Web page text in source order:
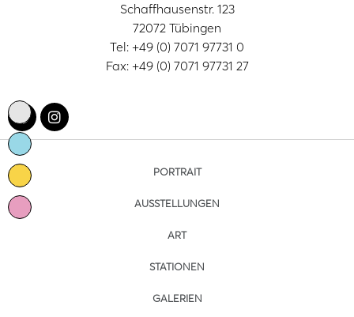
Schaffhausenstr. 123
72072 Tübingen
Tel: +49 (0) 7071 97731 0
Fax: +49 (0) 7071 97731 27
PORTRAIT
AUSSTELLUNGEN
ART
STATIONEN
GALERIEN